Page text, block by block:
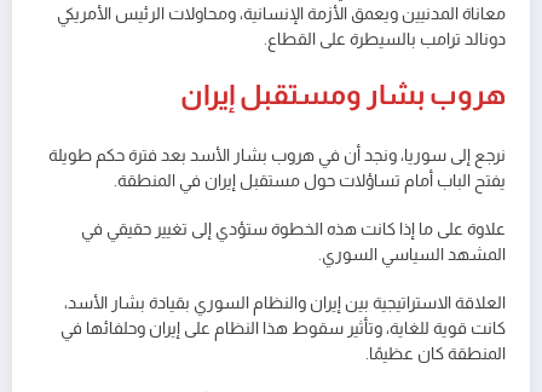
معاناة المدنيين ويعمق الأزمة الإنسانية، ومحاولات الرئيس الأمريكي
دونالد ترامب بالسيطرة على القطاع.
هروب بشار ومستقبل إيران
نرجع إلى سوريا، ونجد أن في هروب بشار الأسد بعد فترة حكم طويلة
يفتح الباب أمام تساؤلات حول مستقبل إيران في المنطقة.
علاوة على ما إذا كانت هذه الخطوة ستؤدي إلى تغيير حقيقي في
المشهد السياسي السوري.
العلاقة الاستراتيجية بين إيران والنظام السوري بقيادة بشار الأسد،
كانت قوية للغاية، وتأثير سقوط هذا النظام على إيران وحلفائها في
المنطقة كان عظيمًا.